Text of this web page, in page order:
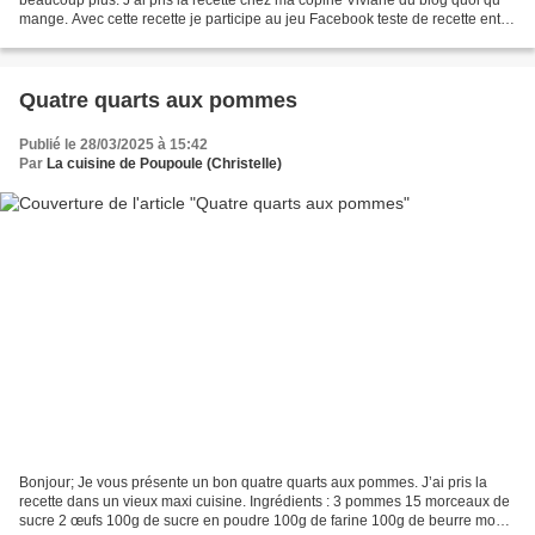
mange. Avec cette recette je participe au jeu Facebook teste de recette entre
Quatre quarts aux pommes
Publié le 28/03/2025 à 15:42
Par La cuisine de Poupoule (Christelle)
Bonjour; Je vous présente un bon quatre quarts aux pommes. J’ai pris la
recette dans un vieux maxi cuisine. Ingrédients : 3 pommes 15 morceaux de
sucre 2 œufs 100g de sucre en poudre 100g de farine 100g de beurre mou 1